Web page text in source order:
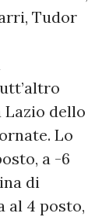
Tudor
Lazio dello
Lo
a -6
di
al 4 posto,